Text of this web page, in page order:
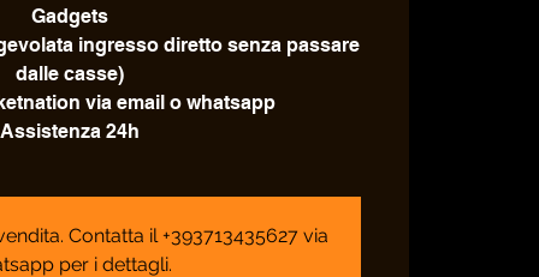
Gadgets
ingresso diretto senza passare
dalle casse)
via email o whatsapp
Assistenza 24h
Contatta il +393713435627 via
per i dettagli.